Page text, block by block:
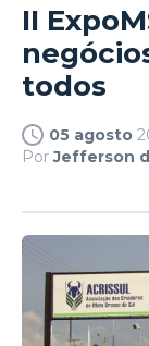
II
todos
05 agosto
PorJefferson